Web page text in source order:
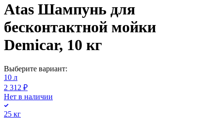
Atas Шампунь для
бесконтактной мойки
Demicar, 10 кг
Выберите вариант:
10 л
2 312 ₽
Нет в наличии
25 кг